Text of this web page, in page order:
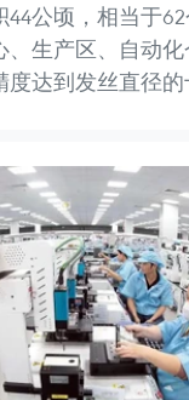
44公顷，相当于
、生产区、自动
达到发丝直径的